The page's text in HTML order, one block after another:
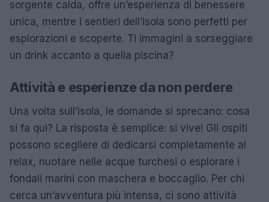
sorgente calda, offre un’esperienza di benessere
unica, mentre i sentieri dell’isola sono perfetti per
esplorazioni e scoperte. Ti immagini a sorseggiare
un drink accanto a quella piscina?
Attività e esperienze da non perdere
Una volta sull’isola, le domande si sprecano: cosa
si fa qui? La risposta è semplice: si vive! Gli ospiti
possono scegliere di dedicarsi completamente al
relax, nuotare nelle acque turchesi o esplorare i
fondali marini con maschera e boccaglio. Per chi
cerca un’avventura più intensa, ci sono attività